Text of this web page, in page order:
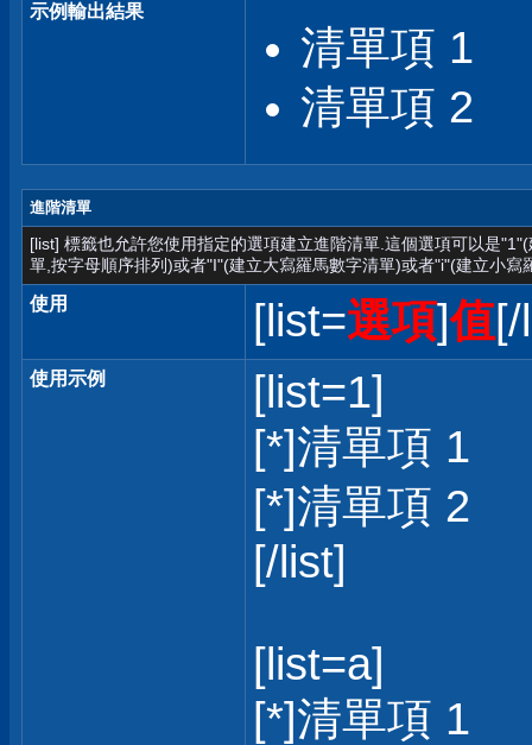
示例輸出結果
清單項 1
清單項 2
進階清單
[list] 標籤也允許您使用指定的選項建立進階清單.這個選項可以是
單,按字母順序排列)或者"I"(建立大寫羅馬數字清單)或者"i"(建立小寫
使用 [list=選項]值
使用示例
[list=1]
[*]清單項 1
[*]清單項 2
[/list]
[list=a]
[*]清單項 1